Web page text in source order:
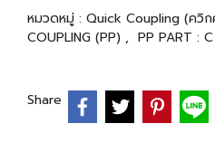
หมวดหมู่ : Quick Coupling (ควิ
COUPLING (PP) , PP PART : C
Share